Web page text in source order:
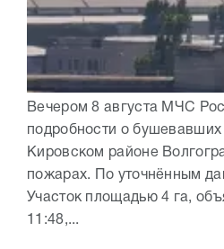
Вечером 8 августа МЧС
подробности о бушевавших
Кировском районе
пожарах. По уточнённым
Участок площадью 4 га,
11:48,...